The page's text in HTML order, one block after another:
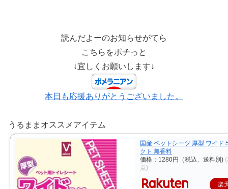
読んだよーのお知らせがてら
こちらをポチっと
↓宜しくお願いします↓
本日も応援ありがとうございました。
うるままオススメアイテム
国産 ペットシーツ 厚型 ワイド
クト 無香料
価格：1280円（税込、送料別)
点)
楽